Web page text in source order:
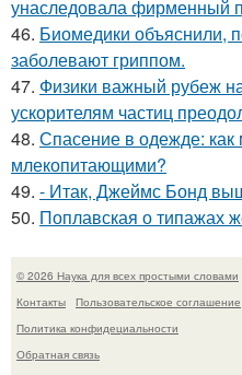
унаследовала фирменный
46. Биомедики объяснили,
заболевают гриппом.
47. Физики важный рубеж
ускорителям частиц
48. Спасение в одежде:
млекопитающими?
49. - Итак, Джеймс Бонд
50. Поплавская о типажах
© 2026 Наука для всех простыми словами
Контакты
Пользовательское соглашение
Политика конфидециальности
Обратная связь